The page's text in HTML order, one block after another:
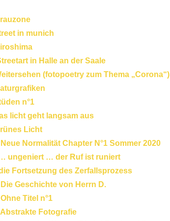
in munich
in Halle an der Saale
(fotopoetry zum Thema „Corona“)
n°1
licht geht langsam aus
Licht
Normalität Chapter N°1 Sommer 2020
ungeniert … der Ruf ist runiert
Fortsetzung des Zerfallsprozess
Geschichte von Herrn D.
Titel n°1
Fotografie